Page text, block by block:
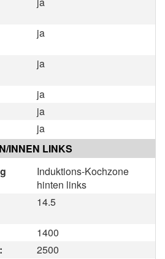
ja
ja
ja
ja
ja
INNEN LINKS
Induktions-Kochzone
hinten links
14.5
1400
2500